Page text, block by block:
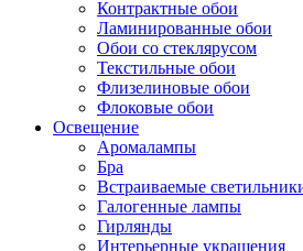
Контрактные обои
Ламинированные обои
Обои со стеклярусом
Текстильные обои
Флизелиновые обои
Флоковые обои
Освещение
Аромалампы
Бра
Встраиваемые
Галогенные лампы
Гирлянды
Интерьерные украшения